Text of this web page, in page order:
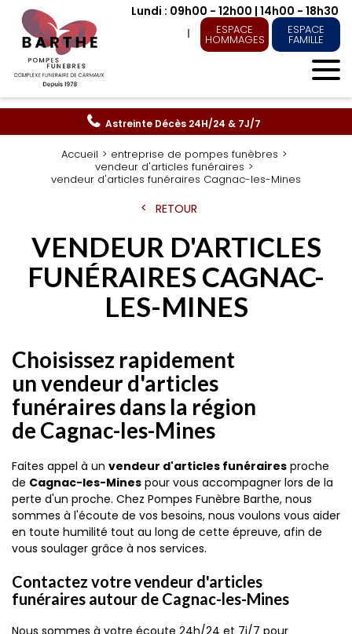
Lundi : 09h00 - 12h00 | 14h00 - 18h30
Astreinte Décès 24H/24 & 7J/7
ESPACE
HOMMAGES
ESPACE
FAMILLE
Accueil
entreprise de pompes funèbres
vendeur d'articles funéraires
vendeur d'articles funéraires Cagnac-les-Mines
RETOUR
VENDEUR D'ARTICLES
FUNÉRAIRES CAGNAC-
LES-MINES
Choisissez rapidement
un vendeur d'articles
funéraires dans la région
de Cagnac-les-Mines
Faites appel à un vendeur d'articles funéraires proche
de Cagnac-les-Mines pour vous accompagner lors de la
perte d'un proche. Chez Pompes Funèbre Barthe, nous
sommes à l'écoute de vos besoins, nous voulons vous aider
en toute humilité tout au long de cette épreuve, afin de
vous soulager grâce à nos services.
Contactez votre vendeur d'articles
funéraires autour de Cagnac-les-Mines
Nous sommes à votre écoute 24h/24 et 7j/7 pour